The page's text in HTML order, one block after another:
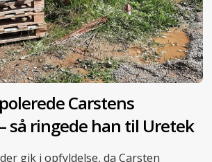
Carstens
så ringede han til Uretek
gik i opfyldelse, da Carsten